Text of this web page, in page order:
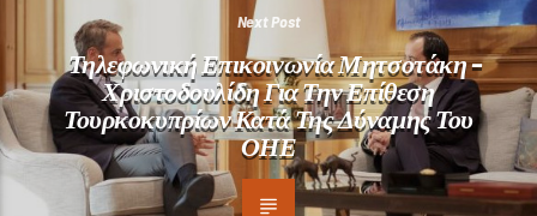
Next Post
Τηλεφωνική Επικοινωνία Μητσοτάκη –
Χριστοδουλίδη Για Την Επίθεση
Τουρκοκυπρίων Κατά Της Δύναμης Του
ΟΗΕ